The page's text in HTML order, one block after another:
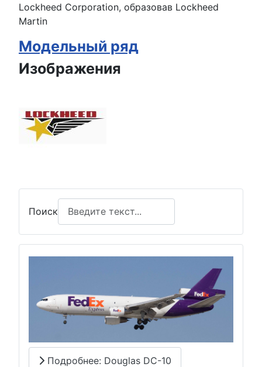
Lockheed Corporation, образовав Lockheed
Martin
Модельный ряд
Изображения
Поиск
Подробнее: Douglas DC-10